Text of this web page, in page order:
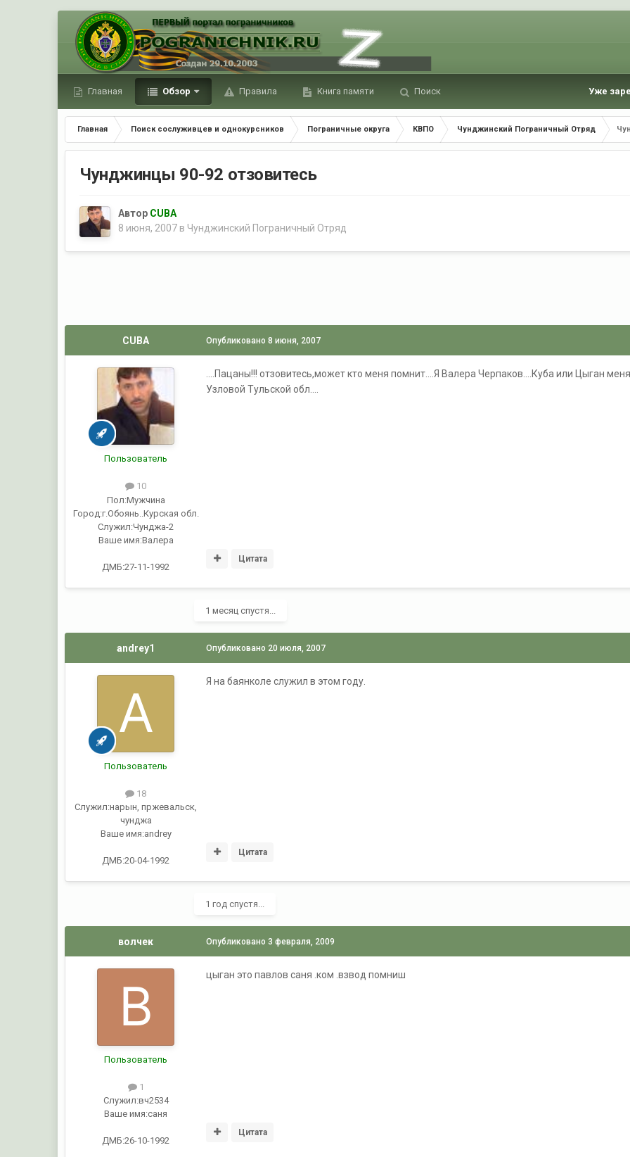
Главная Обзор Правила Книга памяти Поиск Уже
Главная Поиск сослуживцев и однокурсников Пограничные округа КВПО Чунджинский Пограничный Отряд
Чунджинцы 90-92 отзовитесь
Автор CUBA
8 июня, 2007 в Чунджинский Пограничный Отряд
CUBA
Пользователь
10
Пол:Мужчина
Город:г.Обоянь..Курская обл.
Служил:Чунджа-2
Ваше имя:Валера
ДМБ:27-11-1992
Опубликовано8 июня, 2007
....Пацаны!!! отзовитесь,может кто меня помнит....Я Валера Черпаков....Куба или Цыган
Узловой Тульской обл....
Цитата
1 месяц спустя...
andrey1
Пользователь
18
Служил:нарын, пржевальск,
чунджа
Ваше имя:andrey
ДМБ:20-04-1992
Опубликовано 20 июля, 2007
Я на баянколе служил в этом году.
Цитата
1 год спустя...
волчек
Пользователь
1
Служил:вч2534
Ваше имя:саня
ДМБ:26-10-1992
Опубликовано 3 февраля, 2009
цыган это павлов саня .ком .взвод помниш
Цитата